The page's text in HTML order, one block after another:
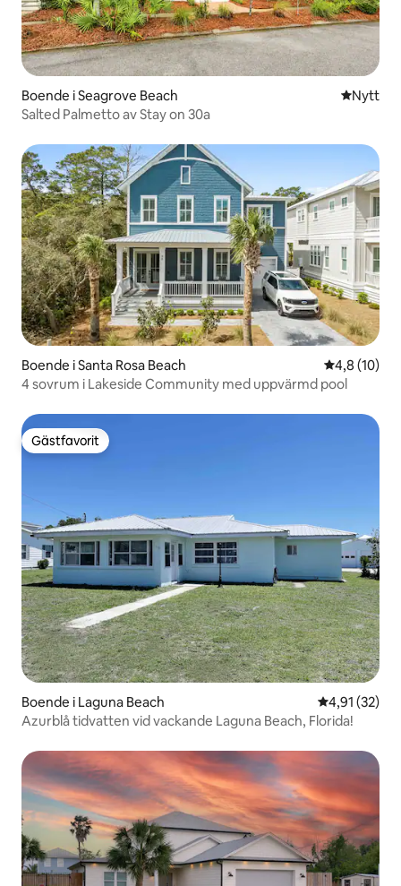
Boende i Seagrove Beach NyttNytt
Salted Palmetto av Stay on 30a
Boende i Santa Rosa Beach 4,8 av 5 i
4,8 (10)
4 sovrum i Lakeside Community med uppvärmd pool
Gästfavorit
Gästfavorit
Boende i Laguna Beach 4,91 av 5 i
4,91 (32)
Azurblå tidvatten vid vackande Laguna Beach, Florida!